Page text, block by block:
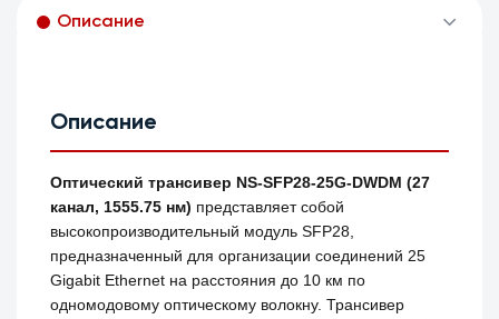
Описание
Описание
Оптический трансивер NS-SFP28-25G-DWDM (27
канал, 1555.75 нм) представляет собой
высокопроизводительный модуль SFP28,
предназначенный для организации соединений 25
Gigabit Ethernet на расстояния до 10 км по
одномодовому оптическому волокну. Трансивер